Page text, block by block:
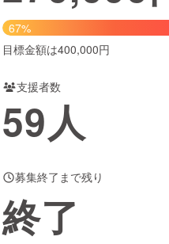
ファ
ヘルスケア
67%
目標金額は400,000円
支援者数
59人
募集終了まで残り
終了